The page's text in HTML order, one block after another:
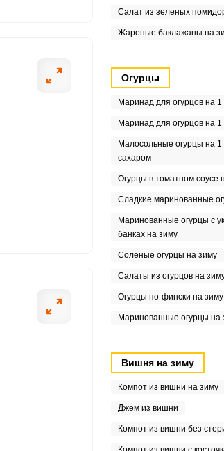
Салат из зеленых
Жареные баклажаны на
Огурцы
Маринад для огурцов на
Маринад для огурцов на 1
Малосольные огурцы на
сахаром
Огурцы в томатном соусе
Сладкие маринованные
Маринованные огурцы с
банках на зиму
Соленые огурцы на зиму
Салаты из огурцов на
Огурцы по-фински на зиму
Маринованные огурцы на
Вишня на зиму
Компот из вишни на зиму
Джем из вишни
Компот из вишни без